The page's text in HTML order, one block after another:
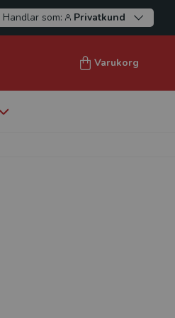
Handlar som: Privatkund
Varukorg